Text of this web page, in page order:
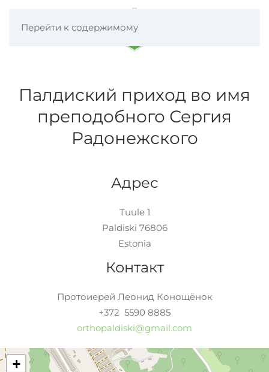
Перейти к содержимому
Палдиский приход во имя
преподобного Сергия
Радонежского
Адрес
Tuule 1
Paldiski 76806
Estonia
Контакт
Протоиерей Леонид Конощёнок
+372 5590 8885
orthopaldiski@gmail.com
+